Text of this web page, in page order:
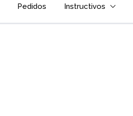
Pedidos Instructivos